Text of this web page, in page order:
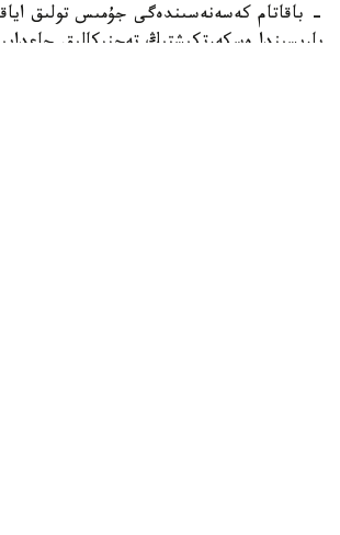
- باقاتام كەسەنەسىندەگى جۇمىس تولىق
بارىسىندا ەسكەرتكىشتىڭ تەحنيكالىق